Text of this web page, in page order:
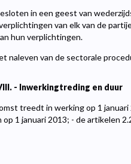
in een geest van
van elk van de
hun verplichtingen.
van de sectorale
- Inwerkingtreding en duur
treedt in werking op 1
1 januari 2013; - de artikelen